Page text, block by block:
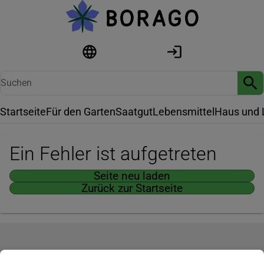
StartseiteFür den GartenSaatgutLebensmittel Haus und
Ein Fehler ist aufgetreten
Seite neu laden
Zurück zur Startseite